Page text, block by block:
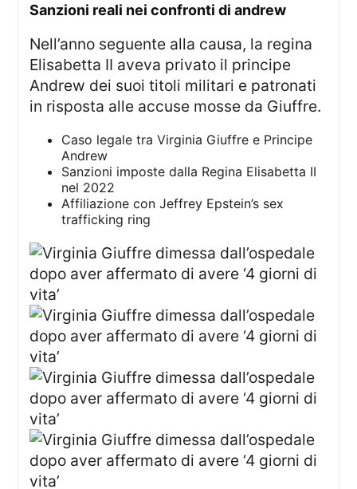
sanzioni reali nei confronti di andrew
Nell’anno seguente alla causa, la regina
Elisabetta II aveva privato il principe
Andrew dei suoi titoli militari e patronati
in risposta alle accuse mosse da Giuffre.
Caso legale tra Virginia Giuffre e Principe
Andrew
Sanzioni imposte dalla Regina Elisabetta II
nel 2022
Affiliazione con Jeffrey Epstein’s sex
trafficking ring